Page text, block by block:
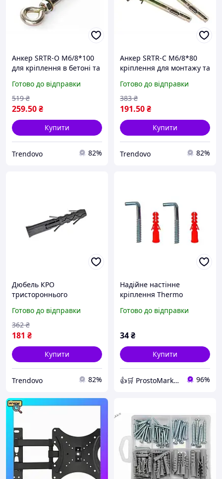
Анкер SRTR-O М6/8*100
для кріплення в бетоні та
для будівельних робіт
Готово до відправки
259.50₴
519 ₴
Купити
Trendovo 82%
Анкер SRTR-С М6/8*80
кріплення для монтажу та
10 штук в пакованні
Готово до відправки
191.50₴
383 ₴
Купити
Trendovo 82%
Дюбель КРО
тристороннього
поліпропіленовий для
монтажу в стіну 10 х 60
мм 200 шт упаковка
Готово до відправки
181 ₴
362 ₴
Купити
Trendovo 82%
Надійне настінне
кріплення Thermo
мм для безпечного
ванній домі.
Готово до відправки
34₴
Купити
👍🛒 ProstoMarket 👍🛒 мережа інтернет магазинів 96%